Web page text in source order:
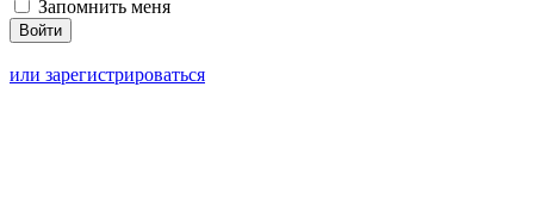
Запомнить меня
или зарегистрироваться